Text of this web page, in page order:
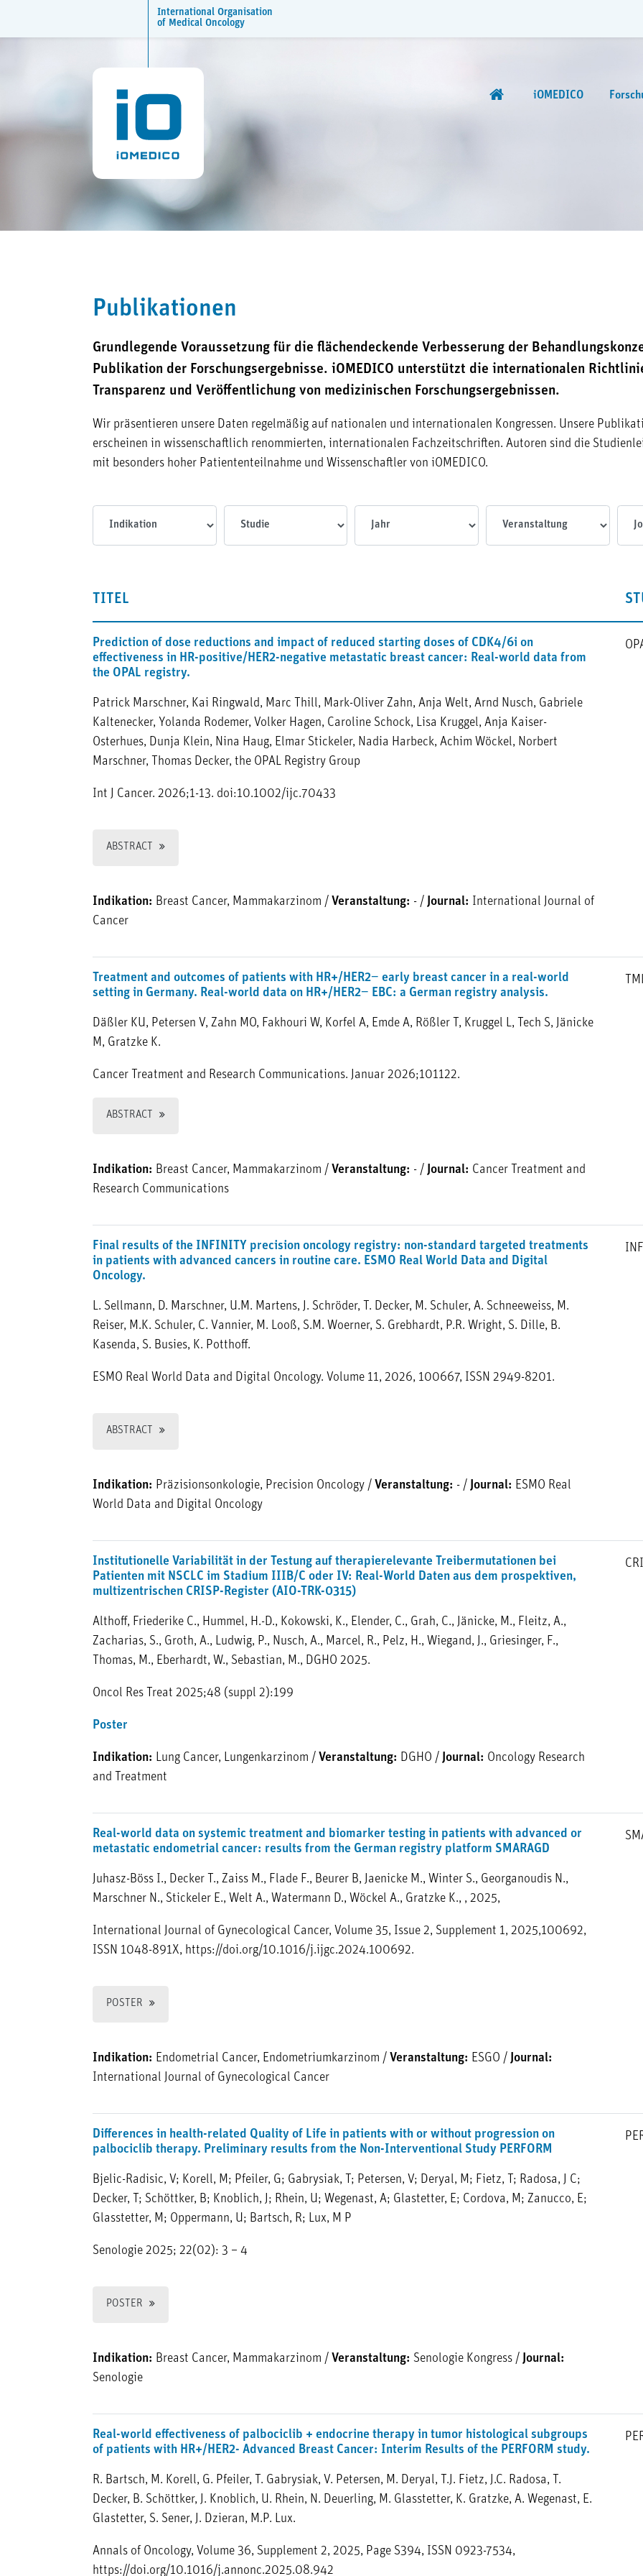
International Organisation
of Medical Oncology
iOMEDICO
Publikationen
Grundlegende Voraussetzung für die flächendeckende Verbesserung der
Publikation der Forschungsergebnisse. iOMEDICO unterstützt die internationalen
Transparenz und Veröffentlichung von medizinischen Forschungsergebnissen.
Wir präsentieren unsere Daten regelmäßig auf nationalen und internationalen Kongressen. Unsere
erscheinen in wissenschaftlich renommierten, internationalen Fachzeitschriften. Autoren sind die
mit besonders hoher Patiententeilnahme und Wissenschaftler von iOMEDICO.
TITEL
Prediction of dose reductions and impact of reduced starting doses of CDK4/6i on
effectiveness in HR-positive/HER2-negative metastatic breast cancer: Real-world data from
the OPAL registry.
Patrick Marschner, Kai Ringwald, Marc Thill, Mark-Oliver Zahn, Anja Welt, Arnd Nusch, Gabriele
Kaltenecker, Yolanda Rodemer, Volker Hagen, Caroline Schock, Lisa Kruggel, Anja Kaiser-
Osterhues, Dunja Klein, Nina Haug, Elmar Stickeler, Nadia Harbeck, Achim Wöckel, Norbert
Marschner, Thomas Decker, the OPAL Registry Group
Int J Cancer. 2026;1-13. doi:10.1002/ijc.70433
ABSTRACT
Indikation: Breast Cancer, Mammakarzinom / Veranstaltung: - / Journal: International Journal of
Cancer
Treatment and outcomes of patients with HR+/HER2− early breast cancer in a real-world
setting in Germany. Real-world data on HR+/HER2− EBC: a German registry analysis.
Däßler KU, Petersen V, Zahn MO, Fakhouri W, Korfel A, Emde A, Rößler T, Kruggel L, Tech S, Jänicke
M, Gratzke K.
Cancer Treatment and Research Communications. Januar 2026;101122.
ABSTRACT
Indikation: Breast Cancer, Mammakarzinom / Veranstaltung: - / Journal: Cancer Treatment and
Research Communications
Final results of the INFINITY precision oncology registry: non-standard targeted treatments
in patients with advanced cancers in routine care. ESMO Real World Data and Digital
Oncology.
L. Sellmann, D. Marschner, U.M. Martens, J. Schröder, T. Decker, M. Schuler, A. Schneeweiss, M.
Reiser, M.K. Schuler, C. Vannier, M. Looß, S.M. Woerner, S. Grebhardt, P.R. Wright, S. Dille, B.
Kasenda, S. Busies, K. Potthoff.
ESMO Real World Data and Digital Oncology. Volume 11, 2026, 100667, ISSN 2949-8201.
ABSTRACT
Indikation: Präzisionsonkologie, Precision Oncology / Veranstaltung: - / Journal: ESMO Real
World Data and Digital Oncology
Institutionelle Variabilität in der Testung auf therapierelevante Treibermutationen bei
Patienten mit NSCLC im Stadium IIIB/C oder IV: Real-World Daten aus dem prospektiven,
multizentrischen CRISP-Register (AIO-TRK-0315)
Althoff, Friederike C., Hummel, H.-D., Kokowski, K., Elender, C., Grah, C., Jänicke, M., Fleitz, A.,
Zacharias, S., Groth, A., Ludwig, P., Nusch, A., Marcel, R., Pelz, H., Wiegand, J., Griesinger, F.,
Thomas, M., Eberhardt, W., Sebastian, M., DGHO 2025.
Oncol Res Treat 2025;48 (suppl 2):199
Poster
Indikation: Lung Cancer, Lungenkarzinom / Veranstaltung: DGHO / Journal: Oncology Research
and Treatment
Real-world data on systemic treatment and biomarker testing in patients with advanced or
metastatic endometrial cancer: results from the German registry platform SMARAGD
Juhasz-Böss I., Decker T., Zaiss M., Flade F., Beurer B, Jaenicke M., Winter S., Georganoudis N.,
Marschner N., Stickeler E., Welt A., Watermann D., Wöckel A., Gratzke K., , 2025,
International Journal of Gynecological Cancer, Volume 35, Issue 2, Supplement 1, 2025,100692,
ISSN 1048-891X, https://doi.org/10.1016/j.ijgc.2024.100692.
POSTER
Indikation: Endometrial Cancer, Endometriumkarzinom / Veranstaltung: ESGO / Journal:
International Journal of Gynecological Cancer
Differences in health-related Quality of Life in patients with or without progression on
palbociclib therapy. Preliminary results from the Non-Interventional Study PERFORM
Bjelic-Radisic, V; Korell, M; Pfeiler, G; Gabrysiak, T; Petersen, V; Deryal, M; Fietz, T; Radosa, J C;
Decker, T; Schöttker, B; Knoblich, J; Rhein, U; Wegenast, A; Glastetter, E; Cordova, M; Zanucco, E;
Glasstetter, M; Oppermann, U; Bartsch, R; Lux, M P
Senologie 2025; 22(02): 3 – 4
POSTER
Indikation: Breast Cancer, Mammakarzinom / Veranstaltung: Senologie Kongress / Journal:
Senologie
Real-world effectiveness of palbociclib + endocrine therapy in tumor histological subgroups
of patients with HR+/HER2- Advanced Breast Cancer: Interim Results of the PERFORM study.
R. Bartsch, M. Korell, G. Pfeiler, T. Gabrysiak, V. Petersen, M. Deryal, T.J. Fietz, J.C. Radosa, T.
Decker, B. Schöttker, J. Knoblich, U. Rhein, N. Deuerling, M. Glasstetter, K. Gratzke, A. Wegenast, E.
Glastetter, S. Sener, J. Dzieran, M.P. Lux.
Annals of Oncology, Volume 36, Supplement 2, 2025, Page S394, ISSN 0923-7534,
https://doi.org/10.1016/j.annonc.2025.08.942